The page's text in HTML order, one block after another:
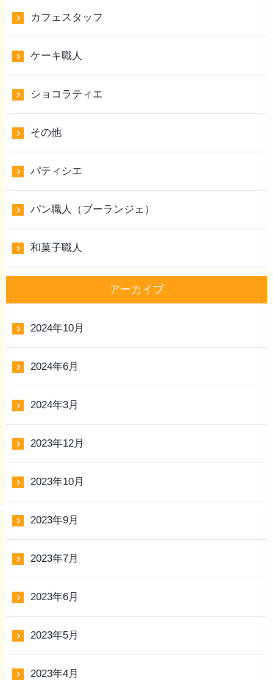
カフェスタッフ
ケーキ職人
ショコラティエ
その他
パティシエ
パン職人（ブーランジェ）
和菓子職人
アーカイブ
2024年10月
2024年6月
2024年3月
2023年12月
2023年10月
2023年9月
2023年7月
2023年6月
2023年5月
2023年4月